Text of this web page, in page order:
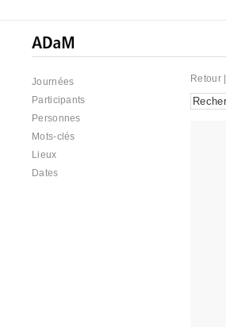
Journées
Participants
Personnes
Mots-clés
Lieux
Dates
Retour|